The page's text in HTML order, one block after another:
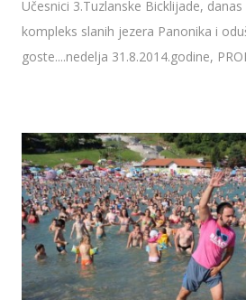
Učesnici 3.Tuzlanske Bicklijade,
kompleks slanih jezera Panonika i
goste....nedelja 31.8.2014.godine,